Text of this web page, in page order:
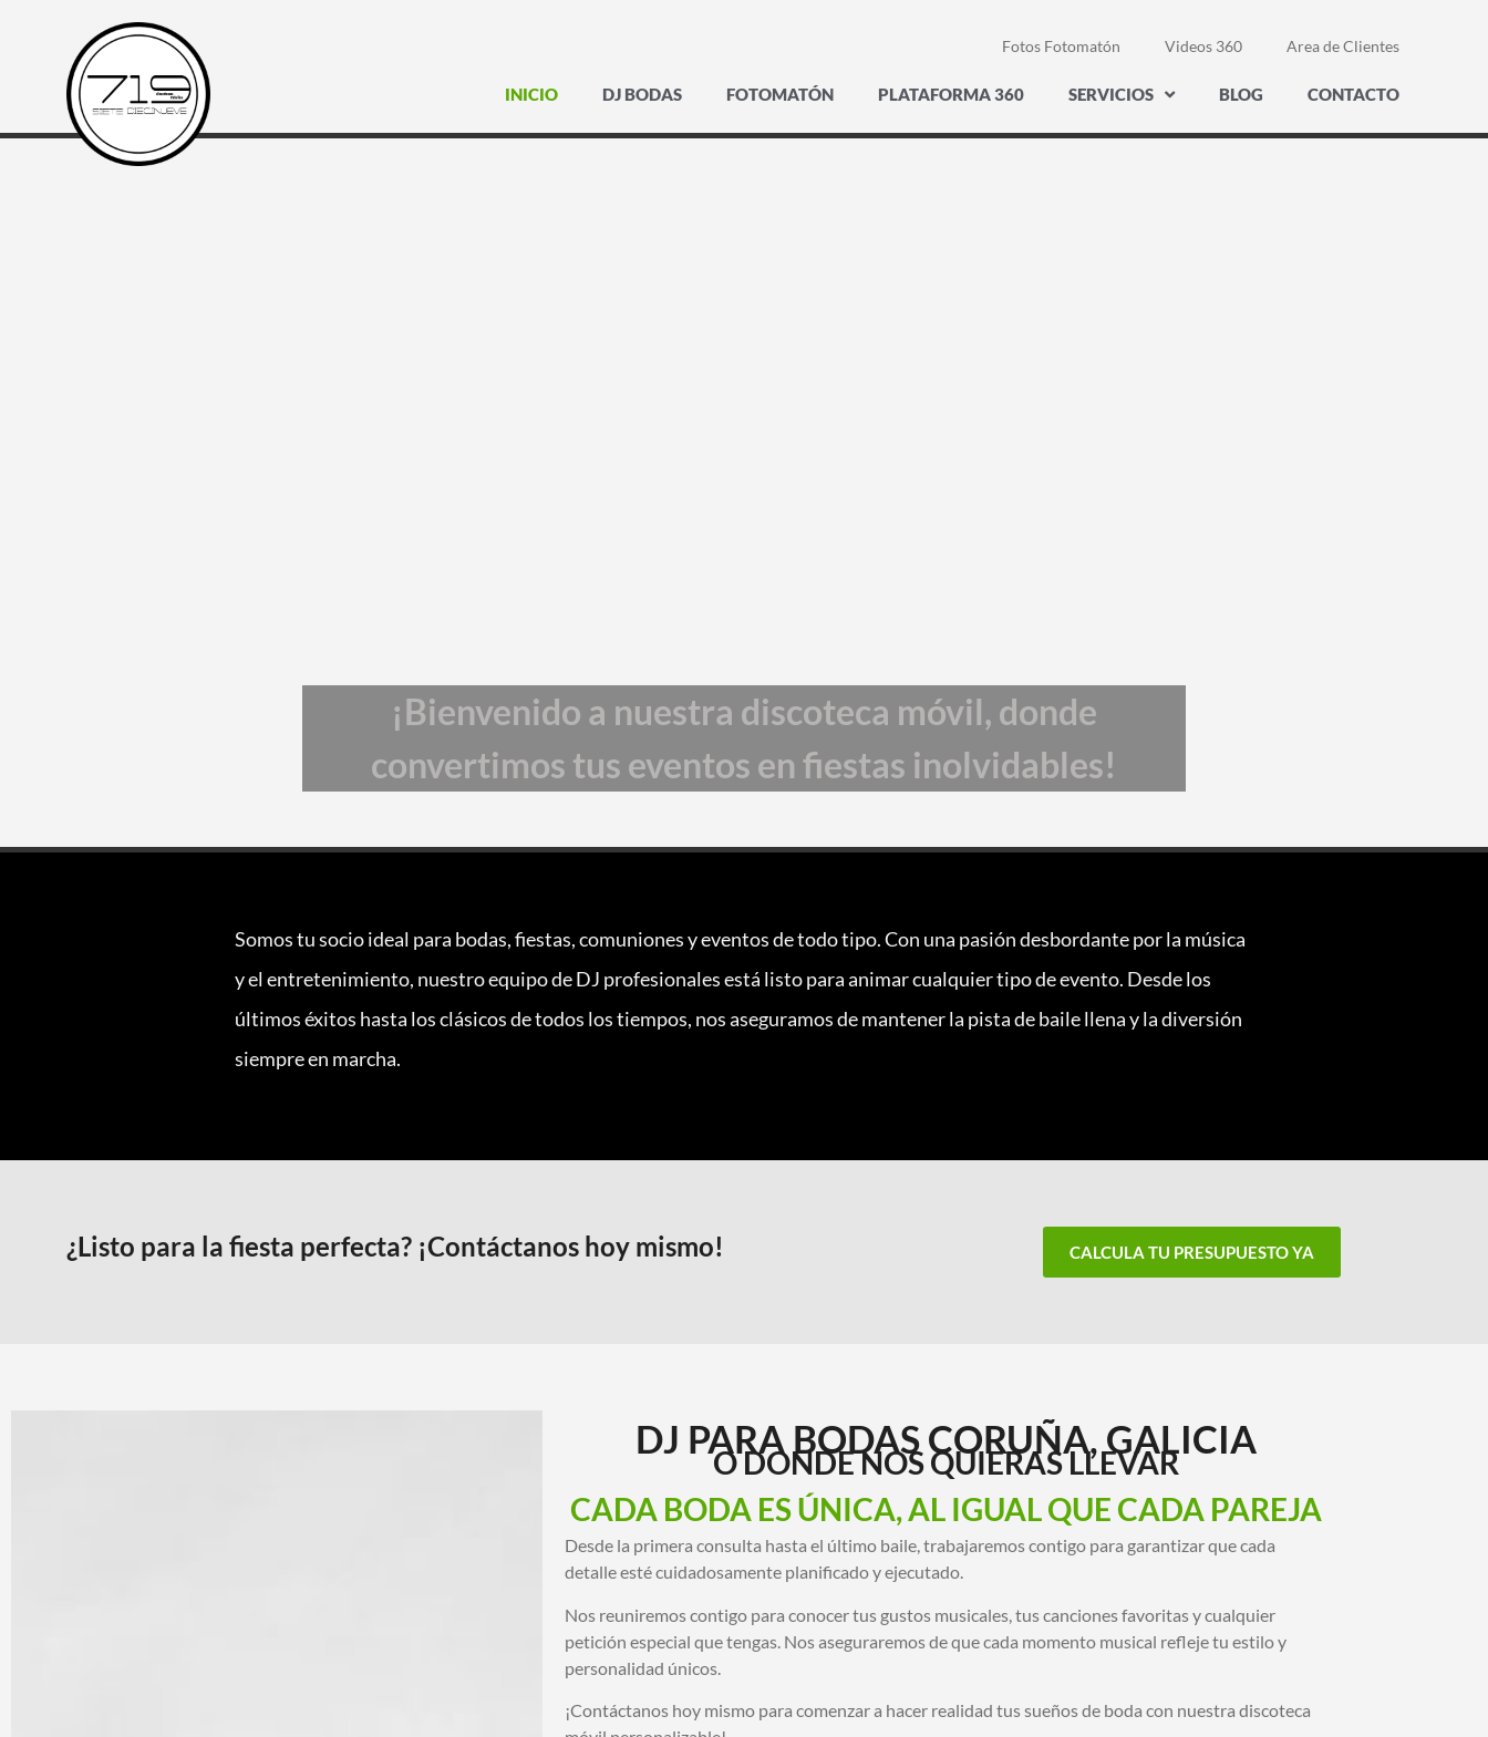
Fotos Fotomatón Videos 360 Area de Clientes
INICIO DJ BODAS FOTOMATÓN PLATAFORMA 360 SERVICIOS BLOG CONTACTO
¡Bienvenido a nuestra discoteca móvil, donde
convertimos tus eventos en fiestas inolvidables!
Somos tu socio ideal para bodas, fiestas, comuniones y eventos de todo tipo. Con una pasión desbordante por la música
y el entretenimiento, nuestro equipo de DJ profesionales está listo para animar cualquier tipo de evento. Desde los
últimos éxitos hasta los clásicos de todos los tiempos, nos aseguramos de mantener la pista de baile llena y la diversión
siempre en marcha.
¿Listo para la fiesta perfecta? ¡Contáctanos hoy mismo! CALCULA TU PRESUPUESTO YA
DJ PARA BODAS CORUÑA, GALICIA
O DONDE NOS QUIERAS LLEVAR
CADA BODA ES ÚNICA, AL IGUAL QUE CADA PAREJA
Desde la primera consulta hasta el último baile, trabajaremos contigo para garantizar que cada
detalle esté cuidadosamente planificado y ejecutado.
Nos reuniremos contigo para conocer tus gustos musicales, tus canciones favoritas y cualquier
petición especial que tengas. Nos aseguraremos de que cada momento musical refleje tu estilo y
personalidad únicos.
¡Contáctanos hoy mismo para comenzar a hacer realidad tus sueños de boda con nuestra discoteca